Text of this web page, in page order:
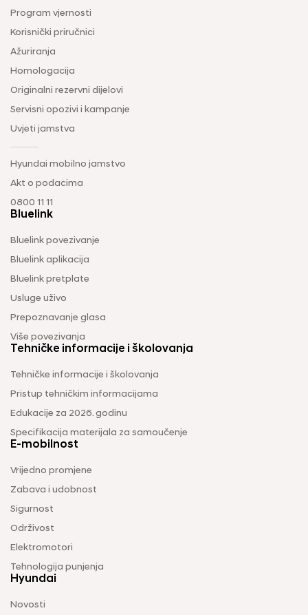
Program vjernosti
Korisnički priručnici
Ažuriranja
Homologacija
Originalni rezervni dijelovi
Servisni opozivi i kampanje
Uvjeti jamstva
Hyundai mobilno jamstvo
Akt o podacima
0800 11 11
Bluelink
Bluelink povezivanje
Bluelink aplikacija
Bluelink pretplate
Usluge uživo
Prepoznavanje glasa
Više povezivanja
Tehničke informacije i školovanja
Tehničke informacije i školovanja
Pristup tehničkim informacijama
Edukacije za 2026. godinu
Specifikacija materijala za samoučenje
E-mobilnost
Vrijedno promjene
Zabava i udobnost
Sigurnost
Održivost
Elektromotori
Tehnologija punjenja
Hyundai
Novosti